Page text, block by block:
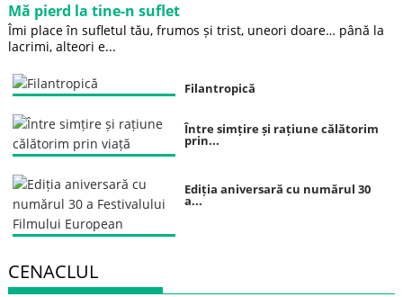
Mă pierd la tine-n suflet
Îmi place în sufletul tău, frumos și trist, uneori doare… până la
lacrimi, alteori e...
Filantropică
Între simțire și rațiune călătorim
prin...
Ediția aniversară cu numărul 30
a...
CENACLUL